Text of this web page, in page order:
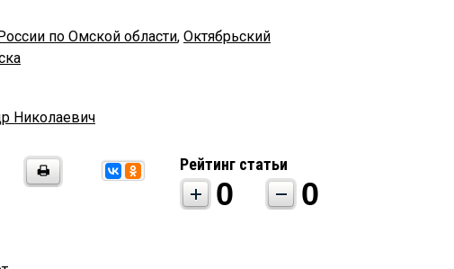
по Омской области, Октябрьский
Николаевич
Рейтинг статьи
0 0